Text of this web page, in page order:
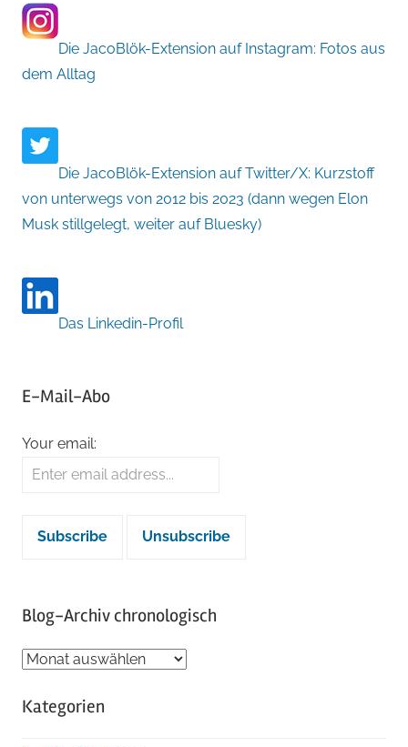
Die JacoBlök-Extension auf Instagram: Fotos aus
dem Alltag
Die JacoBlök-Extension auf Twitter/X: Kurzstoff
von unterwegs von 2012 bis 2023 (dann wegen Elon
Musk stillgelegt, weiter auf Bluesky)
Das Linkedin-Profil
E-Mail-Abo
Your email:
Blog-Archiv chronologisch
Blog-
chronologisch
Kategorien